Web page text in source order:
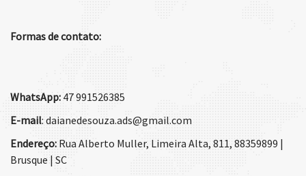
Formas de contato:
WhatsApp: 47 991526385
E-mail: daianedesouza.ads@gmail.com
Endereço: Rua Alberto Muller, Limeira Alta, 811, 88359899 |
Brusque | SC